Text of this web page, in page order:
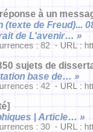
à un
(texte de Freud)...
de L'avenir… »
: 82 - URL :
sujets de
base de… »
: 42 - URL :
| Article… »
: 30 - URL :